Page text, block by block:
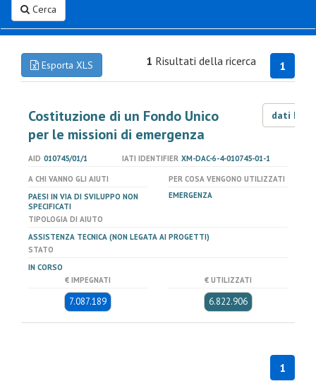
Cerca
Esporta XLS 1
1 Risultati della ricerca
Costituzione di un Fondo Unico
per le missioni di emergenza
dati LOD
AID 010745/01/1 IATI IDENTIFIER XM-DAC-6-4-010745-01-1
A CHI VANNO GLI AIUTI
PAESI IN VIA DI SVILUPPO NON
SPECIFICATI
PER COSA VENGONO UTILIZZATI
EMERGENZA
TIPOLOGIA DI AIUTO
ASSISTENZA TECNICA (NON LEGATA AI PROGETTI)
STATO
IN CORSO
€ IMPEGNATI
7.087.189
€ UTILIZZATI
6.822.906
1